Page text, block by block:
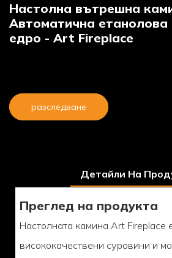
Настолна вътрешна
Автоматична етанолова
едро - Art Fireplace
разследване
Детайли На
Преглед на продукта
Настолната камина Art Fireplace
висококачествени суровини и